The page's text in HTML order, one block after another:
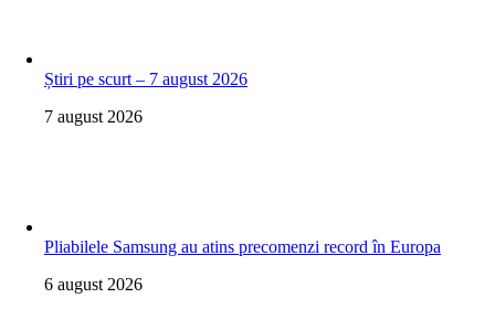
Știri pe scurt – 7 august 2026
7 august 2026
Pliabilele Samsung au atins precomenzi record în Europa
6 august 2026